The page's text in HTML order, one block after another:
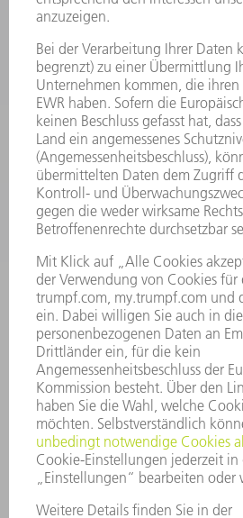
MASCHINEN & SYSTEME
LASER
LEISTUNGSELEKTRONIK
ELEKTROWERKZEUGE
SMART FACTORY
SOFTWARE
SERVICES
ANWENDUNGEN
BRANCHEN
UNTERNEHMEN
KARRIERE
STELLENANGEBOTE
UNTERNEHMENSPROFIL
GESCHÄFTSBERICHT
UNTERNEHMENSGRUNDSÄTZE
COMPLIANCE
HINWEISGEBERSYSTEM
SECURITY
PRESSEMITTEILUNGEN
MAGAZINE
LIEFERANTEN
NACHHALTIGKEIT
UMWELT & KLIMA
SOZIALES & GESELLSCHAFT
UNTERNEHMENSFÜHRUNG